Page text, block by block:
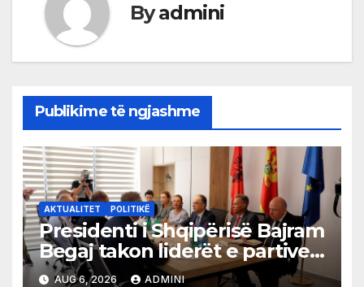
Byadmini
Publikime të ngjashme
AKTUALITET POLITIKË
Presidenti i Shqipërisë Bajram
Begaj takon liderët e partive
shqiptare në Ulqin
AUG 6, 2026 ADMINI